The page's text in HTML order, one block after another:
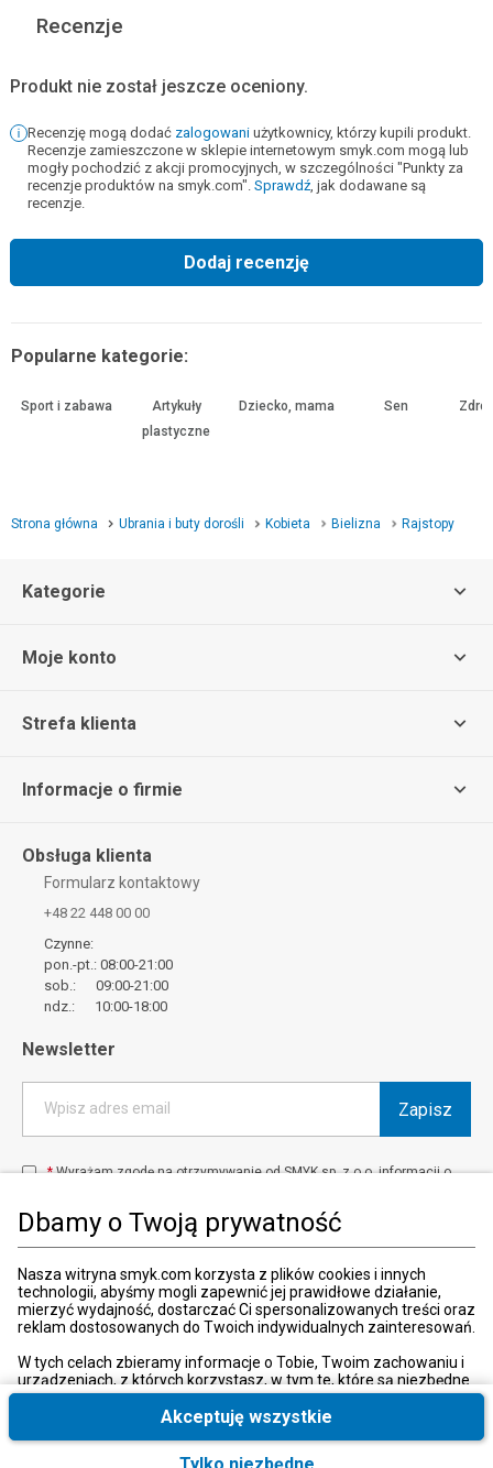
Dbamy o Twoją prywatność
Nasza witryna smyk.com korzysta z plików cookies i innych
technologii, abyśmy mogli zapewnić jej prawidłowe działanie,
mierzyć wydajność, dostarczać Ci spersonalizowanych treści oraz
reklam dostosowanych do Twoich indywidualnych zainteresowań.
W tych celach zbieramy informacje o Tobie, Twoim zachowaniu i
urządzeniach, z których korzystasz, w tym te, które są niezbędne
do prawidłowego funkcjonowania strony internetowej smyk.com.
Te niezbędne pliki cookies możesz wyłączyć zmieniając
Akceptuję wszystkie
Recenzje
Produkt nie został jeszcze oceniony.
Recenzję mogą dodać zalogowani użytkownicy, którzy kupili produkt.
Recenzje zamieszczone w sklepie internetowym smyk.com mogą lub
mogły pochodzić z akcji promocyjnych, w szczególności "Punkty za
recenzje produktów na smyk.com". Sprawdź, jak dodawane są
recenzje.
Dodaj recenzję
Popularne kategorie:
Sport i zabawa
Artykuły
plastyczne
Dziecko, mama Sen
Strona główna Ubrania i buty dorośli Kobieta Bielizna Rajstopy
Kategorie
Moje konto
Strefa klienta
Informacje o firmie
Obsługa klienta
Formularz kontaktowy
+48 22 448 00 00
Czynne:
pon.-pt.: 08:00-21:00
sob.: 09:00-21:00
ndz.: 10:00-18:00
Newsletter
Wpisz adres email Zapisz
*Wyrażam zgodę na otrzymywanie od SMYK sp. z o.o. informacji o
elektronicznej (e-mail).
W każdej chwili możesz z łatwością cofnąć wyrażone zgody.
Kraj i język: Polska (Poland)